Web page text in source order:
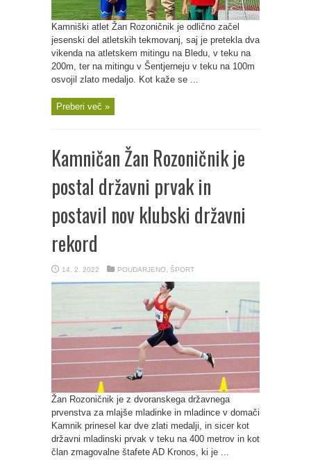
Kamniški atlet Žan Rozoničnik je odlično začel
jesenski del atletskih tekmovanj, saj je pretekla dva
vikenda na atletskem mitingu na Bledu, v teku na
200m, ter na mitingu v Šentjerneju v teku na 100m
osvojil zlato medaljo. Kot kaže se ...
Preberi več »
Kamničan Žan Rozoničnik je
postal državni prvak in
postavil nov klubski državni
rekord
14. 2. 2022 POUDARJENO ŠPORT
Žan Rozoničnik je z dvoranskega državnega
prvenstva za mlajše mladinke in mladince v domači
Kamnik prinesel kar dve zlati medalji, in sicer kot
državni mladinski prvak v teku na 400 metrov in kot
član zmagovalne štafete AD Kronos, ki je ...